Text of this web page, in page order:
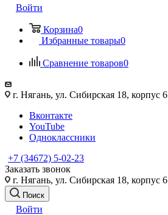
Войти
Корзина0
Избранные товары0
Сравнение товаров0
г. Нягань, ул. Сибирская 18, корпус 6
Вконтакте
YouTube
Одноклассники
+7 (34672) 5-02-23
Заказать звонок
г. Нягань, ул. Сибирская 18, корпус 6
Поиск
Войти